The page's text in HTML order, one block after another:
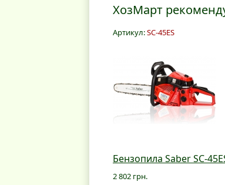
ХозМарт
Артикул:SC-45ES
Бензопила Saber SC-
2 802 грн.